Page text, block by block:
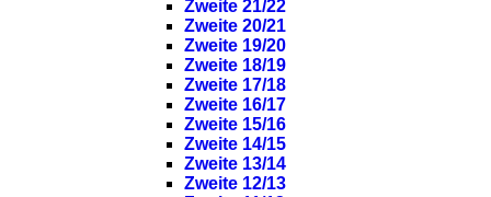
Zweite 21/22
Zweite 20/21
Zweite 19/20
Zweite 18/19
Zweite 17/18
Zweite 16/17
Zweite 15/16
Zweite 14/15
Zweite 13/14
Zweite 12/13